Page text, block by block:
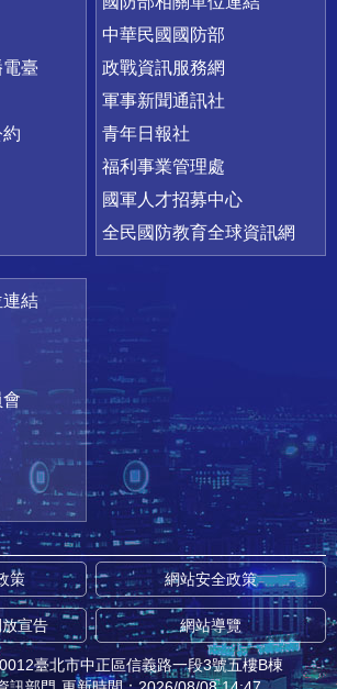
臺
中華民國國防部
政戰資訊服務網
軍事新聞通訊社
青年日報社
福利事業管理處
國軍人才招募中心
全民國防教育全球資訊網
結
策 網站安全政策
宣告 網站導覽
臺北市中正區信義路一段3號五樓B棟